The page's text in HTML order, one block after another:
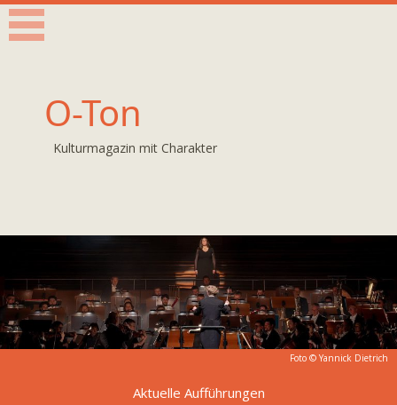
O-Ton
Kulturmagazin mit Charakter
Foto © Yannick Dietrich
Aktuelle Aufführungen